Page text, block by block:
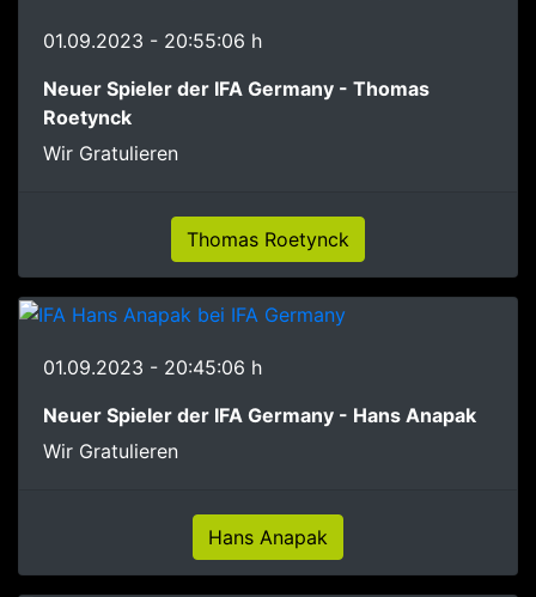
01.09.2023 - 20:55:06 h
Neuer Spieler der IFA Germany - Thomas
Roetynck
Wir Gratulieren
Thomas Roetynck
01.09.2023 - 20:45:06 h
Neuer Spieler der IFA Germany - Hans Anapak
Wir Gratulieren
Hans Anapak